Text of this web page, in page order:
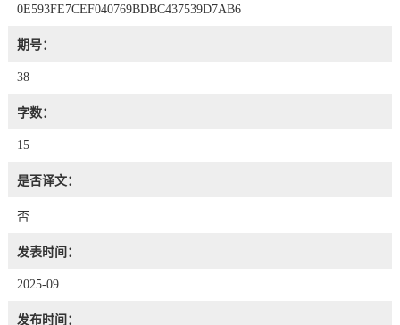
0E593FE7CEF040769BDBC437539D7AB6
期号：
38
字数：
15
是否译文：
否
发表时间：
2025-09
发布时间：